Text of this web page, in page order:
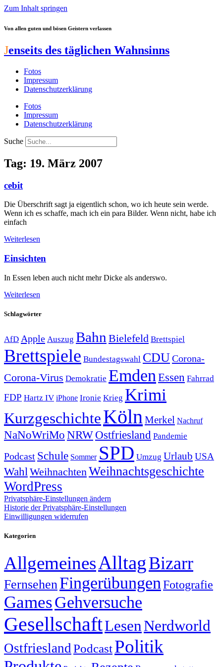
Zum Inhalt springen
Von allen guten und bösen Geistern verlassen
Jenseits des täglichen Wahnsinns
Fotos
Impressum
Datenschutzerklärung
Fotos
Impressum
Datenschutzerklärung
Suche
Tag: 19. März 2007
cebit
Die Überschrift sagt ja eigentlich schon, wo ich heute sein werde.
Wenn ich es schaffe, mach ich ein para Bilder. Wenn nicht, habe ich
einfach
Weiterlesen
Einsichten
In Essen leben auch nicht mehr Dicke als anderswo.
Weiterlesen
Schlagwörter
AfD Apple Auszug Bahn Bielefeld Brettspiel
Brettspiele Bundestagswahl CDUCorona-
Corona-Virus Demokratie Emden Essen Fahrrad
FDP Hartz IV iPhone Ironie Krieg Krimi
KurzgeschichteKölnMerkel Nachruf
NaNoWriMo NRWOstfriesland Pandemie
Podcast Schule Sommer SPD Umzug Urlaub USA
Wahl WeihnachtenWeihnachtsgeschichte
WordPress
Privatsphäre-Einstellungen ändern
Historie der Privatsphäre-Einstellungen
Einwilligungen widerrufen
Kategorien
AllgemeinesAlltagBizarr
Fernsehen Fingerübungen Fotografie
GamesGehversuche
GesellschaftLesen Nerdworld
Ostfriesland PodcastPolitik